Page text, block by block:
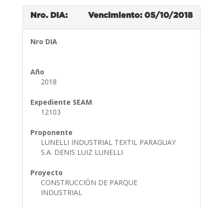
Nro. DIA: Vencimiento: 05/10/2018
Nro DIA
Año
2018
Expediente SEAM
12103
Proponente
LUNELLI INDUSTRIAL TEXTIL PARAGUAY
S.A. DENIS LUIZ LUNELLI
Proyecto
CONSTRUCCIÓN DE PARQUE
INDUSTRIAL